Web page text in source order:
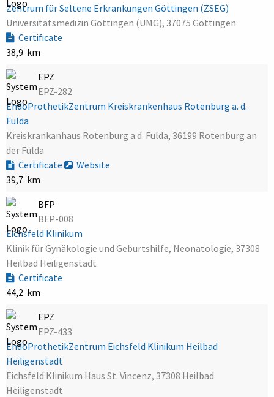
Zentrum für Seltene Erkrankungen Göttingen (ZSEG)
Universitätsmedizin Göttingen (UMG), 37075 Göttingen
Certificate
38,9 km
EPZ
EPZ-282
EndoProthetikZentrum Kreiskrankenhaus Rotenburg a. d.
Fulda
Kreiskrankanhaus Rotenburg a.d. Fulda, 36199 Rotenburg an
der Fulda
Certificate
Website
39,7 km
BFP
BFP-008
Eichsfeld Klinikum
Klinik für Gynäkologie und Geburtshilfe, Neonatologie, 37308
Heilbad Heiligenstadt
Certificate
44,2 km
EPZ
EPZ-433
EndoProthetikZentrum Eichsfeld Klinikum Heilbad
Heiligenstadt
Eichsfeld Klinikum Haus St. Vincenz, 37308 Heilbad
Heiligenstadt